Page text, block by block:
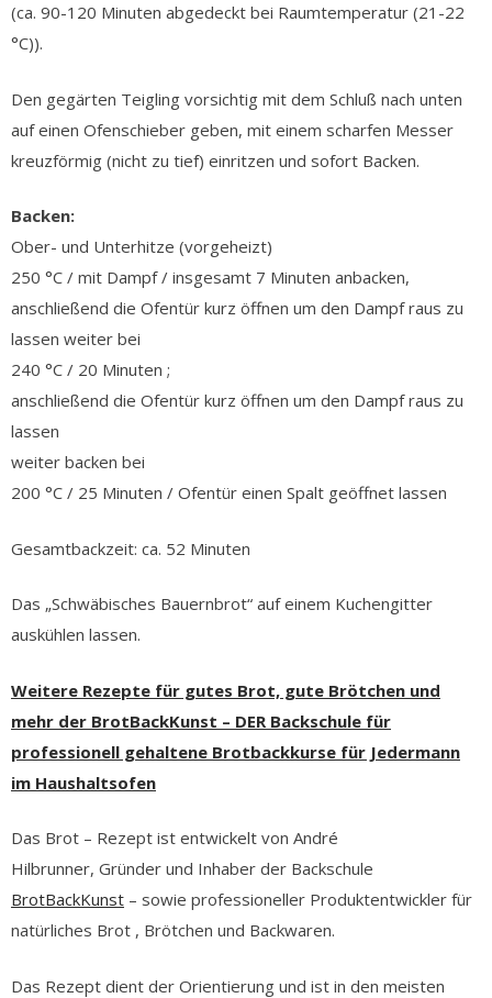
(ca. 90-120 Minuten abgedeckt bei Raumtemperatur (21-22
°C)).
Den gegärten Teigling vorsichtig mit dem Schluß nach unten
auf einen Ofenschieber geben, mit einem scharfen Messer
kreuzförmig (nicht zu tief) einritzen und sofort Backen.
Backen:
Ober- und Unterhitze (vorgeheizt)
250 °C / mit Dampf / insgesamt 7 Minuten anbacken,
anschließend die Ofentür kurz öffnen um den Dampf raus zu
lassen weiter bei
240 °C / 20 Minuten ;
anschließend die Ofentür kurz öffnen um den Dampf raus zu
lassen
weiter backen bei
200 °C / 25 Minuten / Ofentür einen Spalt geöffnet lassen
Gesamtbackzeit: ca. 52 Minuten
Das „Schwäbisches Bauernbrot“ auf einem Kuchengitter
auskühlen lassen.
Weitere Rezepte für gutes Brot, gute Brötchen und
mehr der BrotBackKunst – DER Backschule für
professionell gehaltene Brotbackkurse für Jedermann
im Haushaltsofen
Das Brot – Rezept ist entwickelt von André
Hilbrunner, Gründer und Inhaber der Backschule
BrotBackKunst – sowie professioneller Produktentwickler für
natürliches Brot , Brötchen und Backwaren.
Das Rezept dient der Orientierung und ist in den meisten